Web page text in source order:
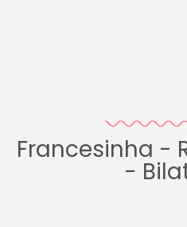
Francesinha -
-